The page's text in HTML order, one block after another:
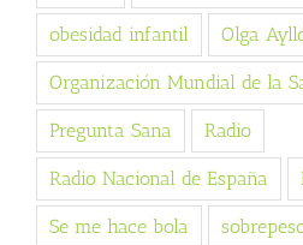
obesidad infantil Olga
Organización Mundial de la
Pregunta Sana Radio
Radio Nacional de España
Se me hace bola